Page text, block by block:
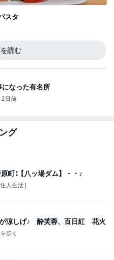
スタ
読む
なった有名所
2日前
グ
町∶【八ッ場ダム】・・♪
人生活］
が涼しげ♪ 酔芙蓉、百日紅 花火
歩く